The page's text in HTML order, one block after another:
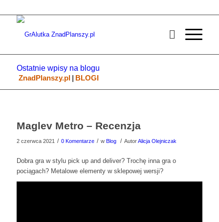
Ostatnie wpisy na blogu
ZnadPlanszy.pl | BLOGI
Maglev Metro – Recenzja
2 czerwca 2021 / 0 Komentarze / w Blog / AutorAlicja Olejniczak
Dobra gra w stylu pick up and deliver? Trochę inna gra o
pociągach? Metalowe elementy w sklepowej wersji?